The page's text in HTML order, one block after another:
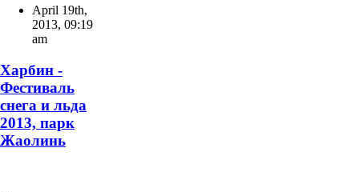
April 19th,
2013, 09:19
am
Харбин -
Фестиваль
снега и льда
2013, парк
Жаолинь